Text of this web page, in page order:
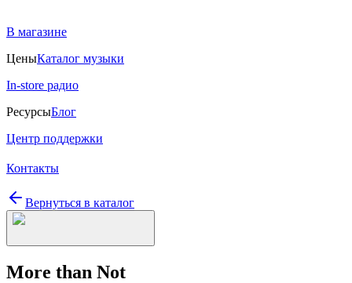
В магазине
ЦеныКаталог музыки
In-store радио
РесурсыБлог
Центр поддержки
Контакты
Вернуться в каталог
More than Not